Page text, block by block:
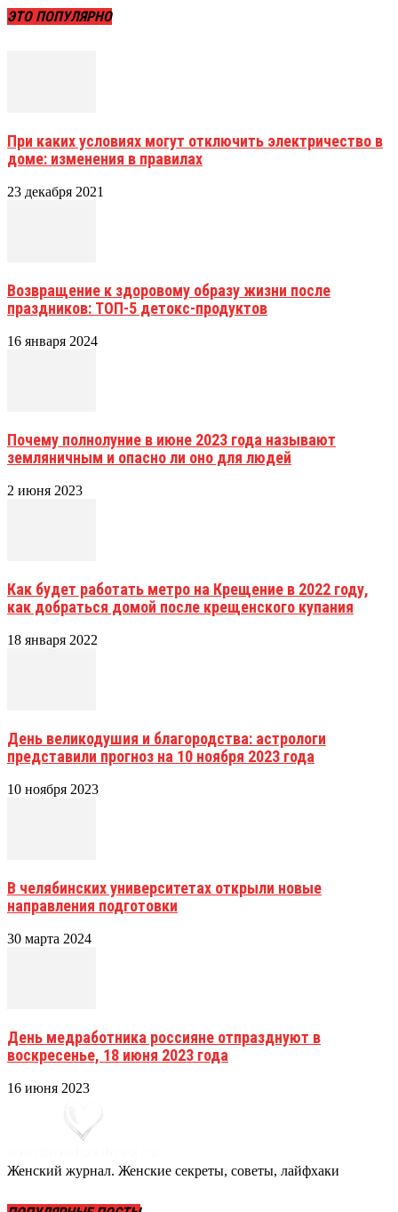
ЭТО ПОПУЛЯРНО
При каких условиях могут отключить электричество в
доме: изменения в правилах
23 декабря 2021
Возвращение к здоровому образу жизни после
праздников: ТОП-5 детокс-продуктов
16 января 2024
Почему полнолуние в июне 2023 года называют
земляничным и опасно ли оно для людей
2 июня 2023
Как будет работать метро на Крещение в 2022 году,
как добраться домой после крещенского купания
18 января 2022
День великодушия и благородства: астрологи
представили прогноз на 10 ноября 2023 года
10 ноября 2023
В челябинских университетах открыли новые
направления подготовки
30 марта 2024
День медработника россияне отпразднуют в
воскресенье, 18 июня 2023 года
16 июня 2023
Женский журнал. Женские секреты, советы, лайфхаки